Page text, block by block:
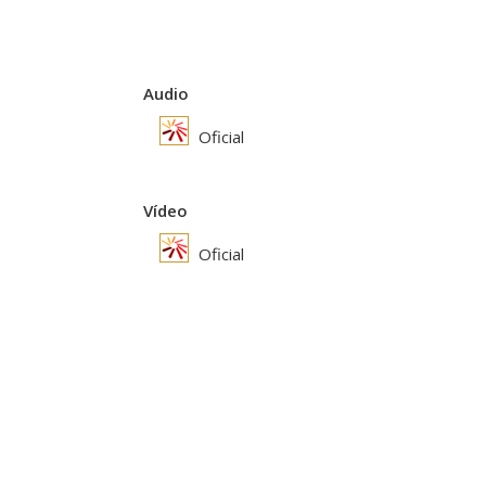
Audio
Oficial
Vídeo
Oficial